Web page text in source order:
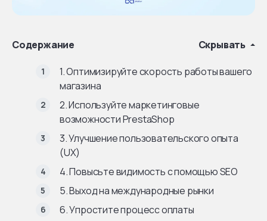
Содержание Скрывать
1. Оптимизируйте скорость работы вашего
магазина
2. Используйте маркетинговые
возможности PrestaShop
3. Улучшение пользовательского опыта
(UX)
4. Повысьте видимость с помощью SEO
5. Выход на международные рынки
6. Упростите процесс оплаты